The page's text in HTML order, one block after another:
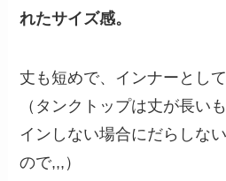
れたサイズ感。
丈も短めで、インナーとし
（タンクトップは丈が長い
インしない場合にだらしな
ので,,,）